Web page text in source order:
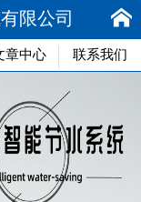
限公司
章中心 联系我们